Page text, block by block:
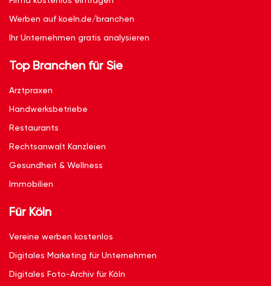
Werben auf koeln.de/branchen
Ihr Unternehmen gratis analysieren
Top Branchen für Sie
Arztpraxen
Handwerksbetriebe
Restaurants
Rechtsanwalt Kanzleien
Gesundheit & Wellness
Immobilien
Für Köln
Vereine werben kostenlos
Digitales Marketing für Unternehmen
Digitales Foto-Archiv für Köln